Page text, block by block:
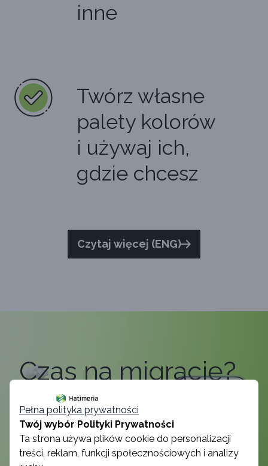
inne
Twórz własne
palety kolorów
i używaj ich,
gdzie chcesz
Czytaj więcej (ENG)
Czas na migrację?
Zrób to szybko i skutecznie.
Przenieś się na Shopify
Pełna polityka prywatności
Twój wybór Polityki Prywatności
Ta strona używa plików cookie do personalizacji
treści, reklam, funkcji społecznościowych i analizy